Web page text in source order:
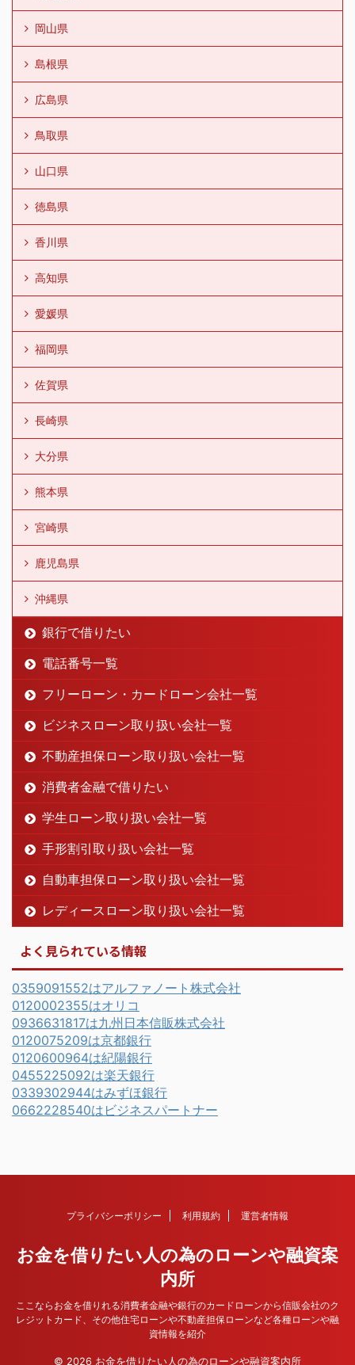
岡山県
島根県
広島県
鳥取県
山口県
徳島県
香川県
高知県
愛媛県
福岡県
佐賀県
長崎県
大分県
熊本県
宮崎県
鹿児島県
沖縄県
銀行で借りたい
電話番号一覧
フリーローン・カードローン会社一覧
ビジネスローン取り扱い会社一覧
不動産担保ローン取り扱い会社一覧
消費者金融で借りたい
学生ローン取り扱い会社一覧
手形割引取り扱い会社一覧
自動車担保ローン取り扱い会社一覧
レディースローン取り扱い会社一覧
よく見られている情報
0359091552はアルファノート株式会社
0120002355はオリコ
0936631817は九州日本信販株式会社
0120075209は京都銀行
0120600964は紀陽銀行
0455225092は楽天銀行
0339302944はみずほ銀行
0662228540はビジネスパートナー
プライバシーポリシー 利用規約 運営者情報
お金を借りたい人の為のローンや融資案
内所
ここならお金を借りれる消費者金融や銀行のカードローンから信販会社のク
レジットカード、その他住宅ローンや不動産担保ローンなど各種ローンや融
資情報を紹介
© 2026 お金を借りたい人の為のローンや融資案内所